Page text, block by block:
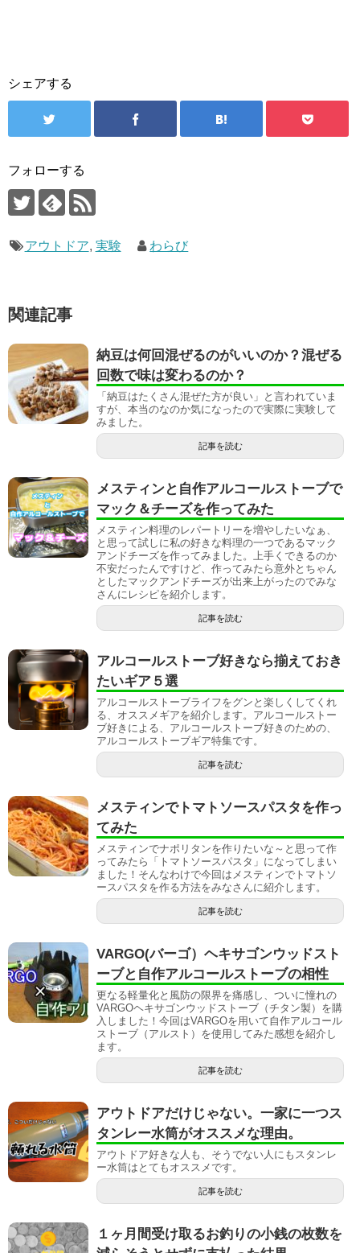
シェアする
フォローする
アウトドア, 実験 わらび
関連記事
納豆は何回混ぜるのがいいのか？混ぜる
回数で味は変わるのか？
「納豆はたくさん混ぜた方が良い」と言われていま
すが、本当のなのか気になったので実際に実験して
みました。
記事を読む
メスティンと自作アルコールストーブで
マック＆チーズを作ってみた
メスティン料理のレパートリーを増やしたいなぁ、
と思って試しに私の好きな料理の一つであるマック
アンドチーズを作ってみました。上手くできるのか
不安だったんですけど、作ってみたら意外とちゃん
としたマックアンドチーズが出来上がったのでみな
さんにレシピを紹介します。
記事を読む
アルコールストーブ好きなら揃えておき
たいギア５選
アルコールストーブライフをグンと楽しくしてくれ
る、オススメギアを紹介します。アルコールストー
ブ好きによる、アルコールストーブ好きのための、
アルコールストーブギア特集です。
記事を読む
メスティンでトマトソースパスタを作っ
てみた
メスティンでナポリタンを作りたいな～と思って作
ってみたら「トマトソースパスタ」になってしまい
ました！そんなわけで今回はメスティンでトマトソ
ースパスタを作る方法をみなさんに紹介します。
記事を読む
VARGO(バーゴ）ヘキサゴンウッドスト
ーブと自作アルコールストーブの相性
更なる軽量化と風防の限界を痛感し、ついに憧れの
VARGOヘキサゴンウッドストーブ（チタン製）を購
入しました！今回はVARGOを用いて自作アルコール
ストーブ（アルスト）を使用してみた感想を紹介し
ます。
記事を読む
アウトドアだけじゃない。一家に一つス
タンレー水筒がオススメな理由。
アウトドア好きな人も、そうでない人にもスタンレ
ー水筒はとてもオススメです。
記事を読む
１ヶ月間受け取るお釣りの小銭の枚数を